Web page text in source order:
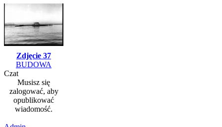
Zdjęcie 37
BUDOWA
Czat
Musisz się
zalogować, aby
opublikować
wiadomość.